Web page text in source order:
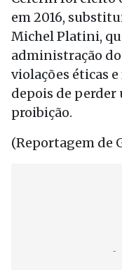
em 2016,
Michel Platini,
administração
violações éticas
depois de perder
proibição.
(Reportagem de